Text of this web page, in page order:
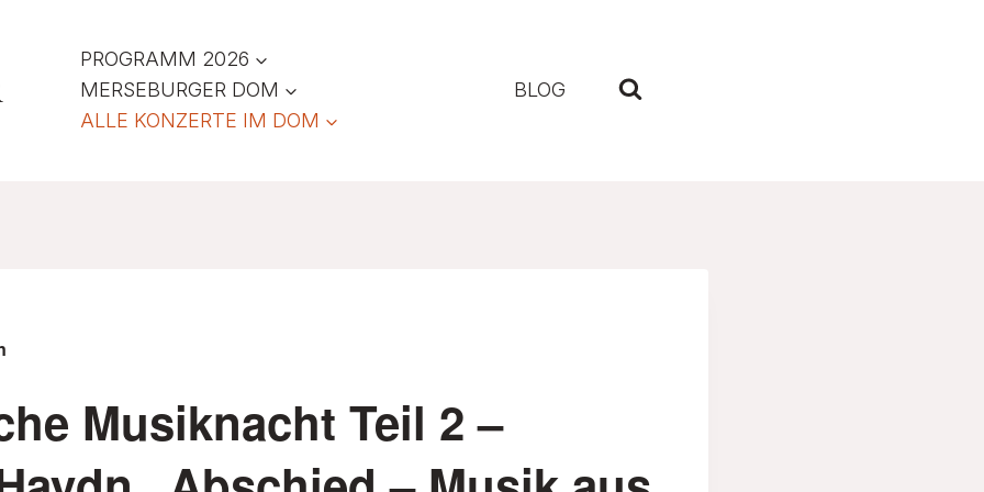
PROGRAMM 2026
MERSEBURGER DOM
BLOG
ALLE KONZERTE IM DOM
Musiknacht Teil 2 –